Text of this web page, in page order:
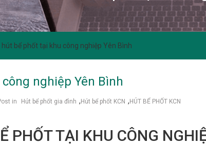
hút bể phốt tại khu công nghiệp Yên Bình
nghiệp Yên Bình
in Hút bể phốt gia đình , Hút bể phốt KCN , HÚT BỂ PHỐT KCN
PHỐT TẠI KHU CÔNG